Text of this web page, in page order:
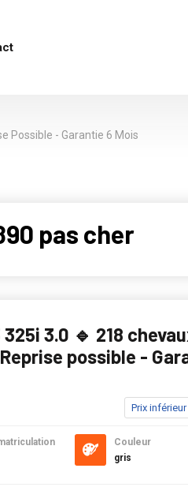
Possible - Garantie 6 Mois
pas cher
325i 3.0 🔹 218
possible -
Prix
Couleur
gris